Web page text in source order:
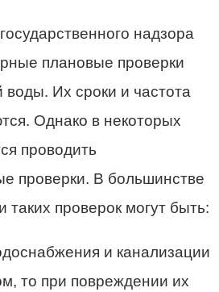
надзора
плановые проверки
воды. Их сроки и частота
Однако в некоторых
проводить
проверки. В большинстве
таких проверок могут быть:
и канализации
то при повреждении их